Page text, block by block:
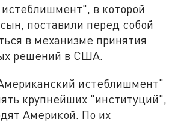
в которой
поставили перед собой
в механизме принятия
решений в США.
истеблишмент"
крупнейших "институций",
Америкой. По их